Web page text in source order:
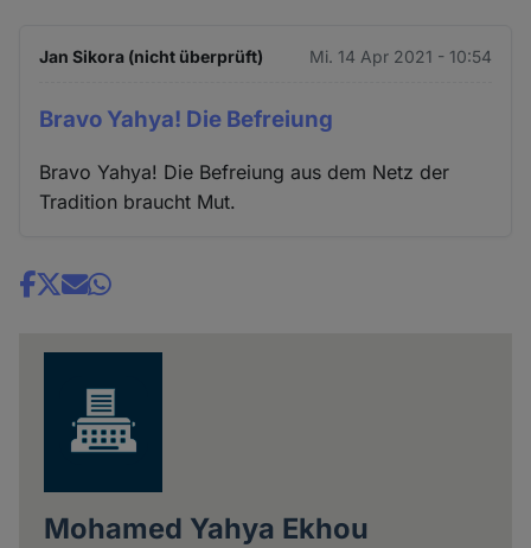
Jan Sikora (nicht überprüft) Mi. 14 Apr 2021 - 10:54
Bravo Yahya! Die Befreiung
Bravo Yahya! Die Befreiung aus dem Netz der
Tradition braucht Mut.
Share
Mohamed Yahya Ekhou